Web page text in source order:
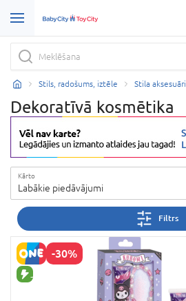
Stils, radošums, iztēle Stila aksesuāri
Dekoratīvā kosmētika
Kārto
Labākie piedāvājumi
Filtrs
-30%
JAUNA PRECE